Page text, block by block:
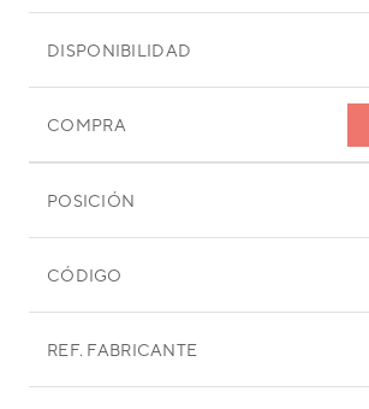
DISPONIBILIDAD
COMPRA
POSICIÓN
CÓDIGO
REF. FABRICANTE